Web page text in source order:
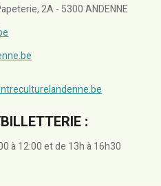
2A - 5300 ANDENNE
:
à 12:00 et de 13h à 16h30